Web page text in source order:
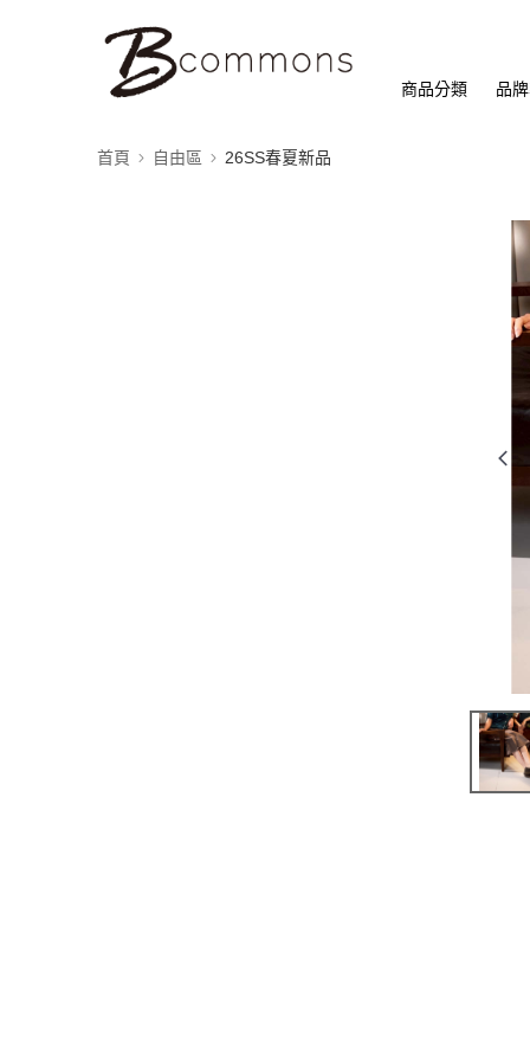
商品分類 品
首頁 自由區 26SS春夏新品